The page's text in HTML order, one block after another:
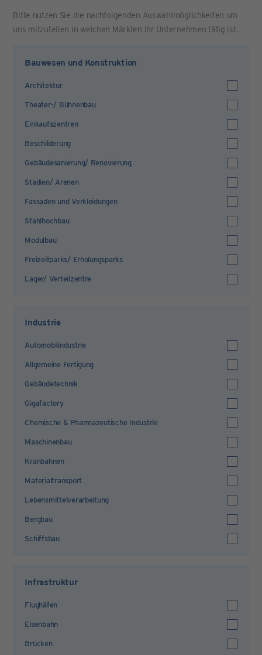
Bitte nutzen Sie die nachfolgenden Auswahlmöglichkeiten um
uns mitzuteilen in welchen Märkten Ihr Unternehmen tätig ist.
Bauwesen und Konstruktion
Architektur
Theater-/ Bühnenbau
Einkaufszentren
Beschilderung
Gebäudesanierung/ Renovierung
Stadien/ Arenen
Fassaden und Verkleidungen
Stahlhochbau
Modulbau
Freizeitparks/ Erholungsparks
Lager/ Verteilzentre
Industrie
Automobilindustrie
Allgemeine Fertigung
Gebäudetechnik
Gigafactory
Chemische & Pharmazeutische Industrie
Maschinenbau
Kranbahnen
Materialtransport
Lebensmittelverarbeitung
Bergbau
Schiffsbau
Infrastruktur
Flughäfen
Eisenbahn
Brücken